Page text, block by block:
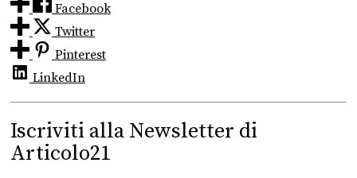
Facebook
Twitter
Pinterest
LinkedIn
Iscriviti alla Newsletter di
Articolo21